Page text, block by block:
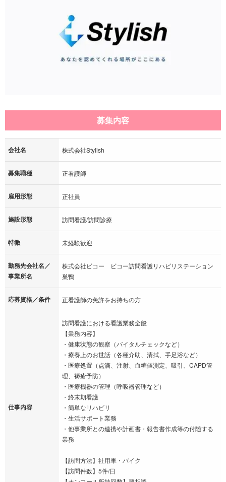
募集内容
会社名 株式会社Stylish
募集職種 正看護師
雇用形態 正社員
施設形態 訪問看護/訪問診療
特徴 未経験歓迎
勤務先会社名／
事業所名
株式会社ビコー ビコー訪問看護リハビリステーション
巣鴨
応募資格／条件 正看護師の免許をお持ちの方
仕事内容
訪問看護における看護業務全般
【業務内容】
・健康状態の観察（バイタルチェックなど）
・療養上のお世話（各種介助、清拭、手足浴など）
・医療処置（点滴、注射、血糖値測定、吸引、CAPD管
理、褥瘡予防）
・医療機器の管理（呼吸器管理など）
・終末期看護
・簡単なリハビリ
・生活サポート業務
・他事業所との連携や計画書・報告書作成等の付随する
業務
【訪問方法】社用車・バイク
【訪問件数】5件/日